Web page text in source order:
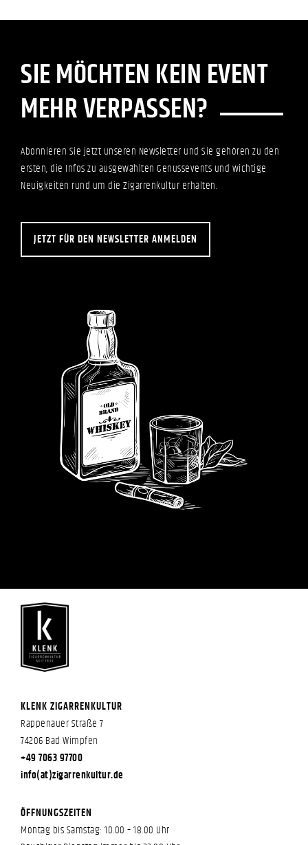
SIE MÖCHTEN KEIN EVENT
MEHR VERPASSEN?
Abonnieren Sie jetzt unseren Newsletter und Sie gehören zu den
ersten, die Infos zu ausgewählten Genussevents und wichtige
Neuigkeiten rund um die Zigarrenkultur erhalten.
JETZT FÜR DEN NEWSLETTER ANMELDEN
KLENK ZIGARRENKULTUR
Rappenauer Straße 7
74206 Bad Wimpfen
+49 7063 97700
info(at)zigarrenkultur.de
ÖFFNUNGSZEITEN
Montag bis Samstag: 10.00 – 18.00 Uhr